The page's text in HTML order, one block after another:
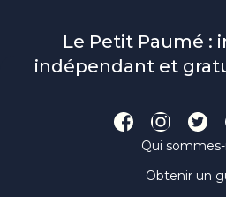
Le Petit Paumé :
indépendant et
Qui
Obtenir un